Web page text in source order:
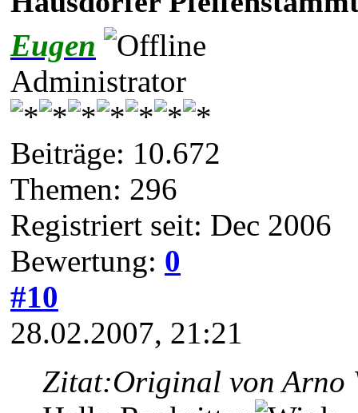
Eugen
Administrator
Beiträge: 10.672
Themen: 296
Registriert seit: Dec 2006
Bewertung: 0
#10
28.02.2007, 21:21
Zitat:Original von Arno